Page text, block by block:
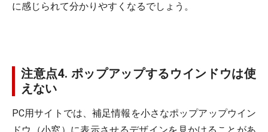
に感じられて分かりやすくなるでしょう。
注意点4. ポップアップするウインドウは使
えない
PC用サイトでは、補足情報を小さなポップアップウイン